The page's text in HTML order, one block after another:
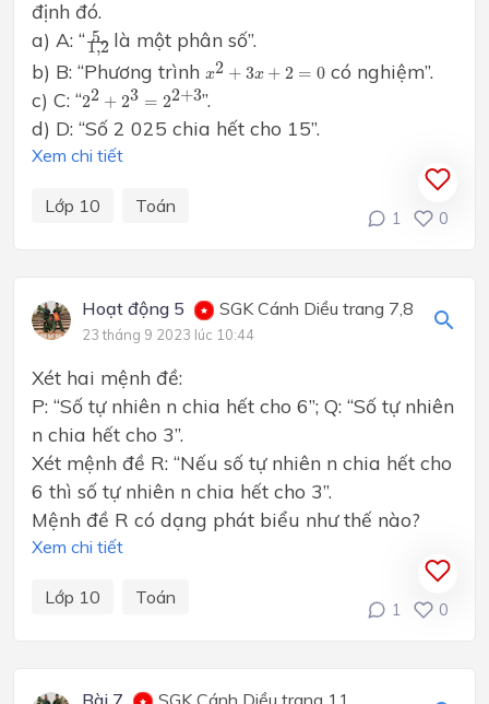
định đó.
a) A: “ 5
1,2
51 2
là một phân số”.
b) B: “Phương trình x2 + 3x + 2 = 0
2
có nghiệm”.
c) C: “22 + 23 = 22+3
22 3=2 + 3
”.
d) D: “Số 2 025 chia hết cho 15”.
Xem chi tiết
Lớp 10 Toán
1 0
Hoạt động 5 SGK Cánh Diều trang 7,8
23 tháng 9 2023 lúc 10:44
Xét hai mệnh đề:
P: “Số tự nhiên n chia hết cho 6”; Q: “Số tự nhiên
n chia hết cho 3”.
Xét mệnh đề R: “Nếu số tự nhiên n chia hết cho
6 thì số tự nhiên n chia hết cho 3”.
Mệnh đề R có dạng phát biểu như thế nào?
Xem chi tiết
Lớp 10 Toán
1 0